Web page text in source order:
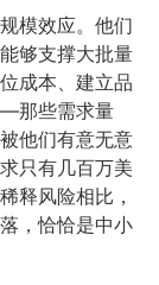
模效应。他们
够支撑大批量
成本、建立品
那些需求量
他们有意无意
只有几百万美
释风险相比，
，恰恰是中小